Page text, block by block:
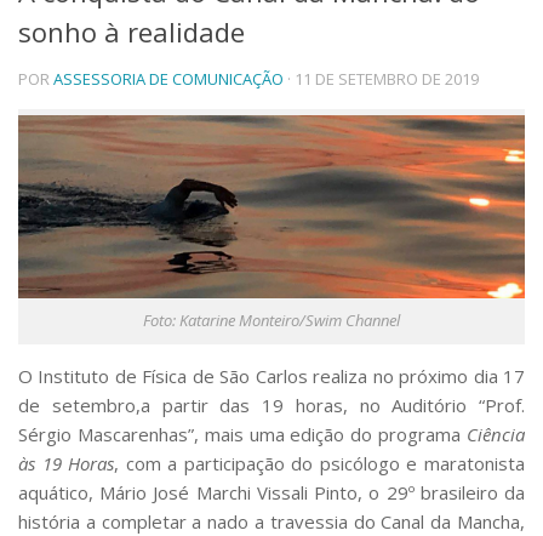
Telefones e Mapas
Pessoas
Ensino
Graduação
Pós-Graduação
Educação a distância
Cursos de Extensão
Pesquisa e Inovação
Linhas de Pesquisa
Centros, Núcleos e Projetos em Rede
Pós-doutorado
Transferência de Tecnologia
Empresas Juniores
Extensão à Comunidade
Projetos, Programas e Cursos
Artes, Cultura e Esportes
Museus e Espaços Interativos
sonho à realidade
PORASSESSORIA DE COMUNICAÇÃO · 11 DE SETEMBRO DE 2019
Foto: Katarine Monteiro/Swim Channel
O Instituto de Física de São Carlos realiza no próximo dia 17
de setembro,a partir das 19 horas, no Auditório “Prof.
Sérgio Mascarenhas”, mais uma edição do programa Ciência
às 19 Horas, com a participação do psicólogo e maratonista
aquático, Mário José Marchi Vissali Pinto, o 29º brasileiro da
história a completar a nado a travessia do Canal da Mancha,